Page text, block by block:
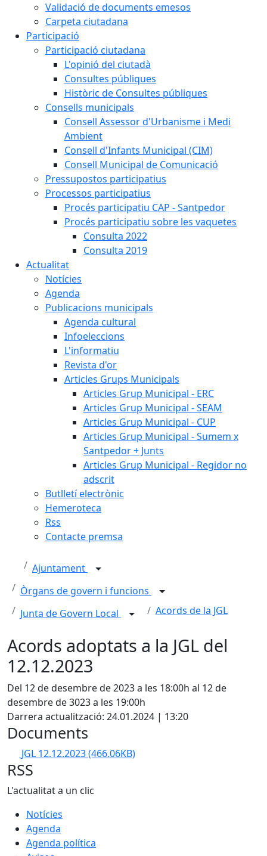
Validació de documents emesos
Carpeta ciutadana
Participació
Participació ciutadana
L'opinió del ciutadà
Consultes públiques
Històric de Consultes públiques
Consells municipals
Consell Assessor d'Urbanisme i Medi
Ambient
Consell d'Infants Municipal (CIM)
Consell Municipal de Comunicació
Pressupostos participatius
Processos participatius
Procés participatiu CAP - Santpedor
Procés participatiu sobre les vaquetes
Consulta 2022
Consulta 2019
Actualitat
Notícies
Agenda
Publicacions municipals
Agenda cultural
Infoeleccions
L'informatiu
Revista d'or
Articles Grups Municipals
Articles Grup Municipal - ERC
Articles Grup Municipal - SEAM
Articles Grup Municipal - CUP
Articles Grup Municipal - Sumem x
Santpedor + Junts
Articles Grup Municipal - Regidor no
adscrit
Butlletí electrònic
Hemeroteca
Rss
Contacte premsa
Ajuntament
Òrgans de govern i funcions
Junta de Govern Local
Acords de la JGL
Acords adoptats a la JGL del
12.12.2023
Del 12 de desembre de 2023 a les 18:00h al 12 de
desembre de 3023 a les 19:00h
Darrera actualització: 24.01.2024 | 13:20
Documents
JGL 12.12.2023(466.06KB)
RSS
L'actualitat a un clic
Notícies
Agenda
Agenda política